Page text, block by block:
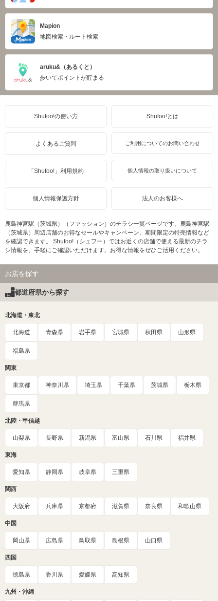
Mapion
地図検索・ルート検索
aruku&（あるくと）
歩いてポイントが貯まる
Shufoo!の使い方 Shufoo!とは
よくあるご質問 ご利用についてのお問い合わせ
「Shufoo!」利用規約 個人情報の取り扱いについて
個人情報保護方針 法人のお客様へ
鹿島神宮駅（茨城県）（ファッション）のチラシ一覧ページです。鹿島神宮駅
（茨城県）周辺店舗のお得なセールやキャンペーン、期間限定の特売情報など
を確認できます。 Shufoo!（シュフー）ではお近くの店舗で使える最新のチラ
シ情報を、手軽にご確認いただけます。お得な情報をぜひご活用ください。
お店を探す
都道府県から探す
北海道・東北
北海道 青森県 岩手県 宮城県 秋田県 山形県
福島県
関東
東京都 神奈川県 埼玉県 千葉県 茨城県 栃木県
群馬県
北陸・甲信越
山梨県 長野県 新潟県 富山県 石川県 福井県
東海
愛知県 静岡県 岐阜県 三重県
関西
大阪府 兵庫県 京都府 滋賀県 奈良県 和歌山県
中国
岡山県 広島県 鳥取県 島根県 山口県
四国
徳島県 香川県 愛媛県 高知県
九州・沖縄